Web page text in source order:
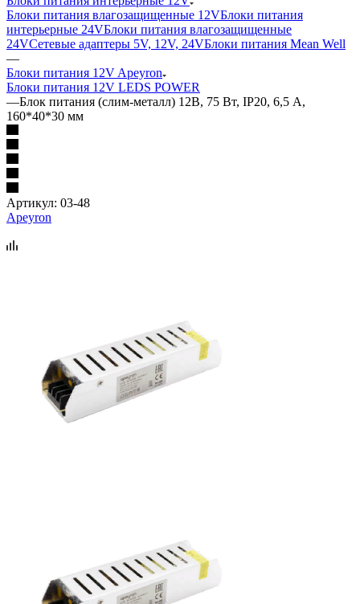
Блоки питания влагозащищенные 12VБлоки питания
интерьерные 24VБлоки питания влагозащищенные
24VСетевые адаптеры 5V, 12V, 24VБлоки питания Mean Well
—
Блоки питания 12V Apeyron
Блоки питания 12V LEDS POWER
—Блок питания (слим-металл) 12В, 75 Вт, IP20, 6,5 А,
160*40*30 мм
Артикул: 03-48
Apeyron